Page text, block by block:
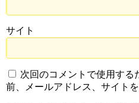
サイト
次回のコメントで使用する
前、メールアドレス、サイトを